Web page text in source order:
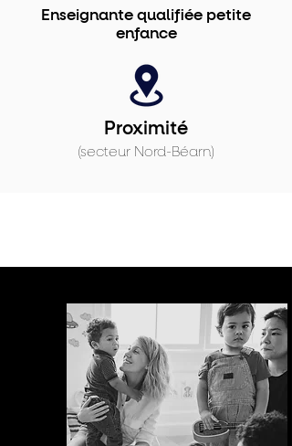
Enseignante qualifiée petite
enfance
Proximité
(secteur Nord-Béarn)